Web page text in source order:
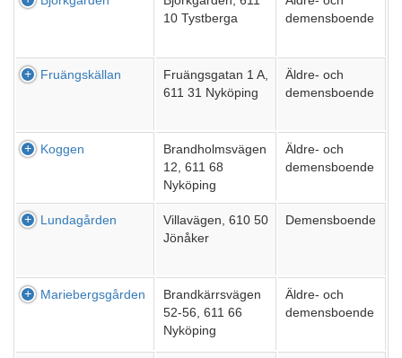
10 Tystberga
demensboende
Fruängskällan
Fruängsgatan 1 A,
611 31 Nyköping
Äldre- och
demensboende
Koggen
Brandholmsvägen
12, 611 68
Nyköping
Äldre- och
demensboende
Lundagården
Villavägen, 610 50
Jönåker
Demensboende
Mariebergsgården
Brandkärrsvägen
52-56, 611 66
Nyköping
Äldre- och
demensboende